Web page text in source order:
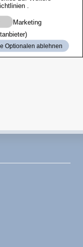
Spiralbohrer
Marketing
Optionalen ablehnen